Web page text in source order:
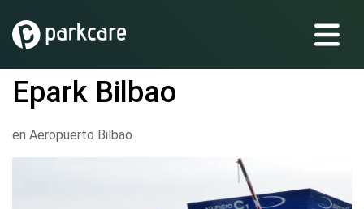
Epark Bilbao
en Aeropuerto Bilbao